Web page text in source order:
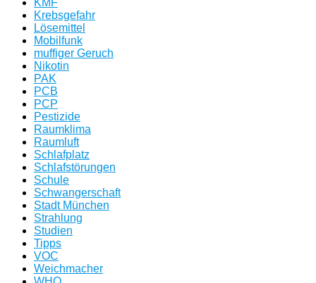
Krebsgefahr
Lösemittel
Mobilfunk
muffiger Geruch
Nikotin
PAK
PCB
PCP
Pestizide
Raumklima
Raumluft
Schlafplatz
Schlafstörungen
Schule
Schwangerschaft
Stadt München
Strahlung
Studien
Tipps
VOC
Weichmacher